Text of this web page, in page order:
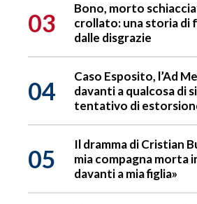
03
Bono, morto
crollato: una storia di
dalle disgrazie
04
Caso Esposito, l’Ad
davanti a qualcosa di
tentativo di
05
Il dramma di Cristian
mia compagna morta
davanti a mia figlia»